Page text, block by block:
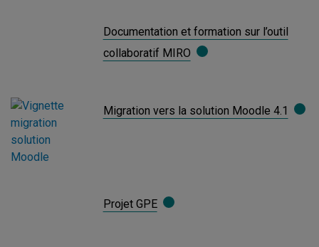
Documentation et formation sur l’outil
collaboratif MIRO
Migration vers la solution Moodle 4.1
Projet GPE